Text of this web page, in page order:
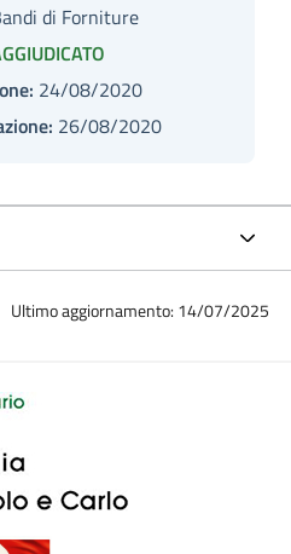
di Forniture
24/08/2020
26/08/2020
Ultimo aggiornamento: 14/07/2025